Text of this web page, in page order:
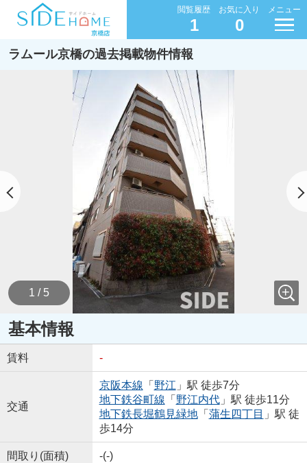
閲覧履歴
1
お気に入り
0
メニュー
ラムール京橋の過去掲載物件情報
1 / 5
基本情報
賃料 -
交通
京阪本線 「 野江 」駅 徒歩7分
地下鉄谷町線 「 野江内代」駅 徒歩11分
地下鉄長堀鶴見緑地「 蒲生四丁目 」駅 徒
歩14分
間取り(面積) -(-)